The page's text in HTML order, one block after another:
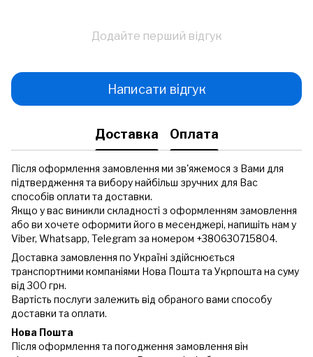
Додайте перший відгук
Написати відгук
Доставка Оплата
Після оформлення замовлення ми зв'яжемося з Вами для
підтвердження та вибору найбільш зручних для Вас
способів оплати та доставки.
Якщо у вас виникли складності з оформленням замовлення
або ви хочете оформити його в месенджері, напишіть нам у
Viber, Whatsapp, Telegram за номером +380630715804.
Доставка замовлення по Україні здійснюється
транспортними компаніями Нова Пошта та Укрпошта на суму
від 300 грн.
Вартість послуги залежить від обраного вами способу
доставки та оплати.
Нова Пошта
Після оформлення та погодження замовлення він